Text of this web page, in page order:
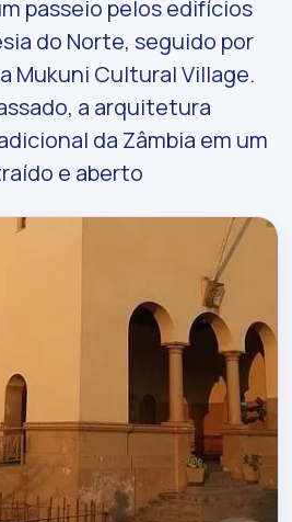
passeio pelos edifícios
do Norte, seguido por
Mukuni Cultural Village.
a arquitetura
da Zâmbia em um
e aberto